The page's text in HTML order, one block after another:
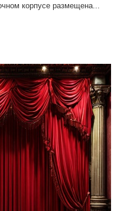
корпусе размещена...